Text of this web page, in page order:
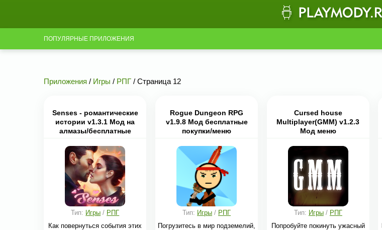
ПОПУЛЯРНЫЕ ПРИЛОЖЕНИЯ
Приложения / Игры / РПГ / Страница 12
Senses - романтические
истории v1.3.1 Мод на
алмазы/бесплатные
Тип: Игры / РПГ
Как повернуться события этих
Rogue Dungeon RPG
v1.9.8 Мод бесплатные
покупки/меню
Тип: Игры / РПГ
Погрузитесь в мир подземелий,
Cursed house
Multiplayer(GMM) v1.2.3
Мод меню
Тип: Игры/ РПГ
Попробуйте покинуть ужасный